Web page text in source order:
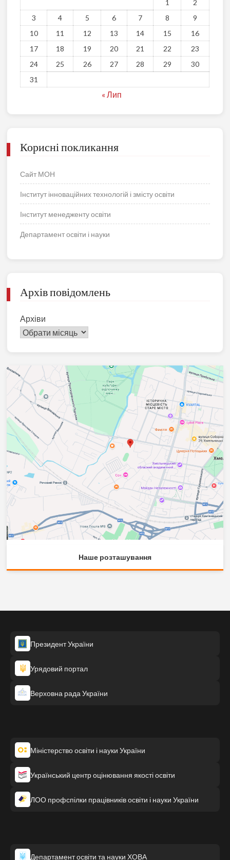
1
2
3
4 5 6 7 8
9
10
11 12 13 14 15
16
17
18 19 20 21 22
23
24
25 26 27 28 29
30
31
« Лип
Корисні покликання
Сайт МОН
Інститут інноваційних технологій і змісту освіти
Інститут менедженту освіти
Департамент освіти і науки
Архів повідомлень
Архіви
Наше розташування
Президент України
Урядовий портал
Верховна рада України
Міністерство освіти і науки України
Український центр оцінювання якості освіти
ЛОО профспілки працівників освіти і науки України
Департамент освіти та науки ХОВА